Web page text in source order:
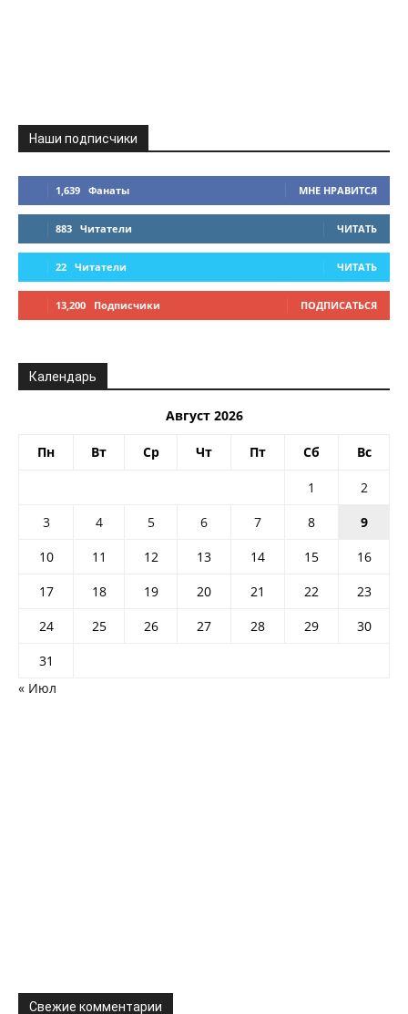
Наши подписчики
1,639 Фанаты МНЕ НРАВИТСЯ
883 Читатели ЧИТАТЬ
22 Читатели ЧИТАТЬ
13,200 Подписчики ПОДПИСАТЬСЯ
Календарь
Август 2026
Пн Вт Ср Чт Пт Сб Вс
1
2
3
4 5 6 7 8
9
10
11 12 13 14 15
16
17
18 19 20 21 22
23
24
25 26 27 28 29
30
31
« Июл
Свежие комментарии